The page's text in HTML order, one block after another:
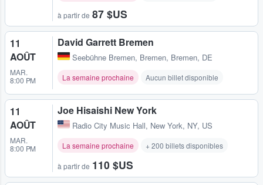
à partir de 87 $US
11
AOÛT
MAR.
8:00 PM
David Garrett Bremen
Seebühne Bremen, Bremen, Bremen, DE
La semaine prochaine Aucun billet disponible
11
AOÛT
MAR.
8:00 PM
Joe Hisaishi New York
Radio City Music Hall, New York, NY, US
La semaine prochaine + 200 billets disponibles
à partir de 110 $US